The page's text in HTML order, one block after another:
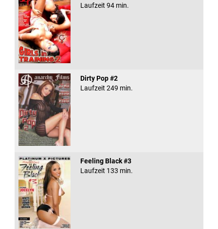
Laufzeit 94 min.
Dirty Pop #2
Laufzeit 249 min.
Feeling Black #3
Laufzeit 133 min.